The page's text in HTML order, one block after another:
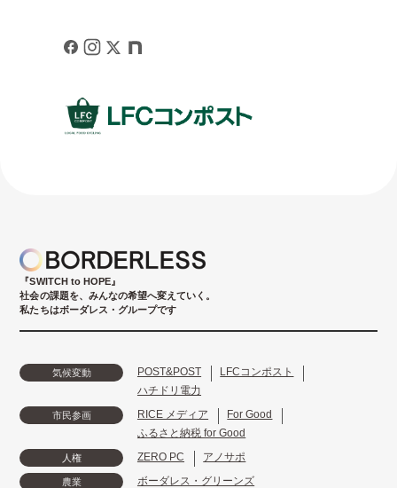
『SWITCH to HOPE』
社会の課題を、みんなの希望へ変えていく。
私たちはボーダレス・グループです
気候変動 POST&POST
LFCコンポスト
ハチドリ電力
市民参画 RICE メディア
For Good
ふるさと納税 for Good
人権 ZERO PC アノサポ
農業 ボーダレス・グリーンズ